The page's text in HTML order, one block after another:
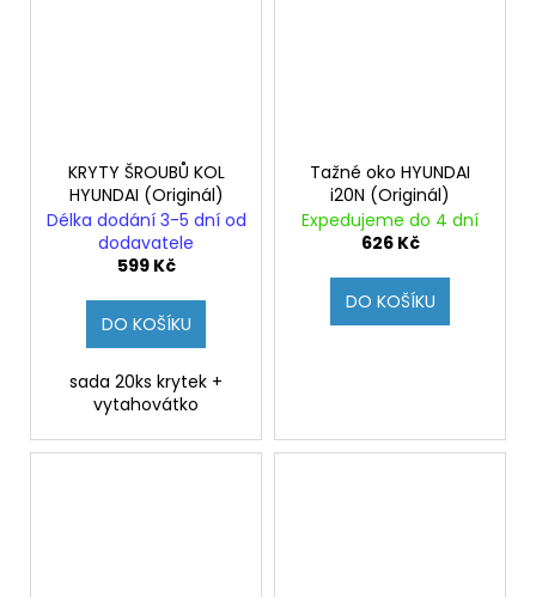
KRYTY ŠROUBŮ KOL
HYUNDAI (Originál)
Délka dodání 3-5 dní od
dodavatele
599 Kč
DO KOŠÍKU
sada 20ks krytek +
vytahovátko
Tažné oko HYUNDAI
i20N (Originál)
Expedujeme do 4 dní
626 Kč
DO KOŠÍKU